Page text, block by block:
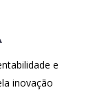
e
inovação